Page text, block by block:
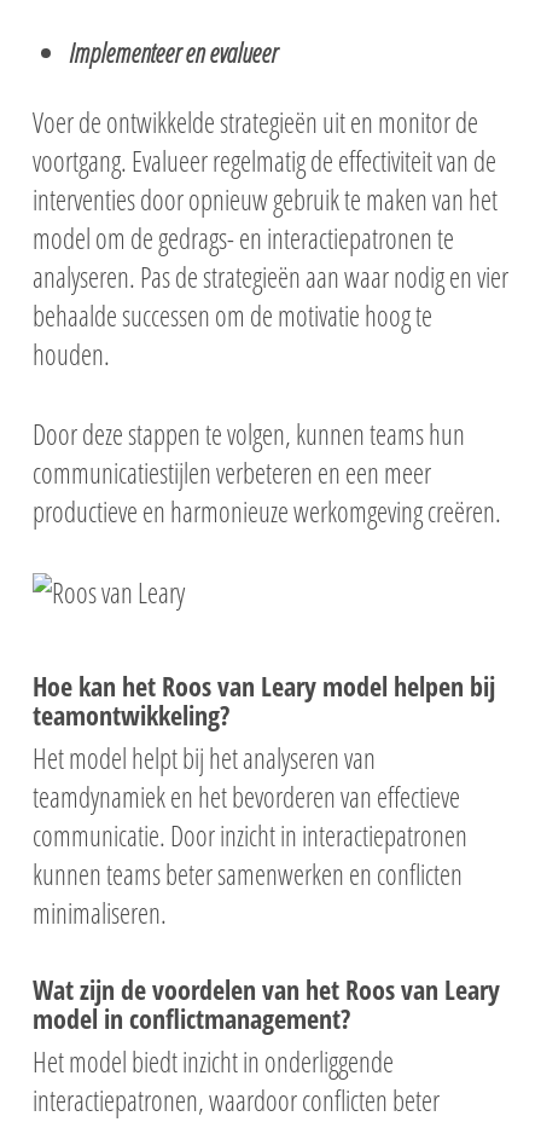
Implementeer en evalueer
Voer de ontwikkelde strategieën uit en monitor de
voortgang. Evalueer regelmatig de effectiviteit van de
interventies door opnieuw gebruik te maken van het
model om de gedrags- en interactiepatronen te
analyseren. Pas de strategieën aan waar nodig en vier
behaalde successen om de motivatie hoog te
houden.
Door deze stappen te volgen, kunnen teams hun
communicatiestijlen verbeteren en een meer
productieve en harmonieuze werkomgeving creëren.
Hoe kan het Roos van Leary model helpen bij
teamontwikkeling?
Het model helpt bij het analyseren van
teamdynamiek en het bevorderen van effectieve
communicatie. Door inzicht in interactiepatronen
kunnen teams beter samenwerken en conflicten
minimaliseren.
Wat zijn de voordelen van het Roos van Leary
model in conflictmanagement?
Het model biedt inzicht in onderliggende
interactiepatronen, waardoor conflicten beter